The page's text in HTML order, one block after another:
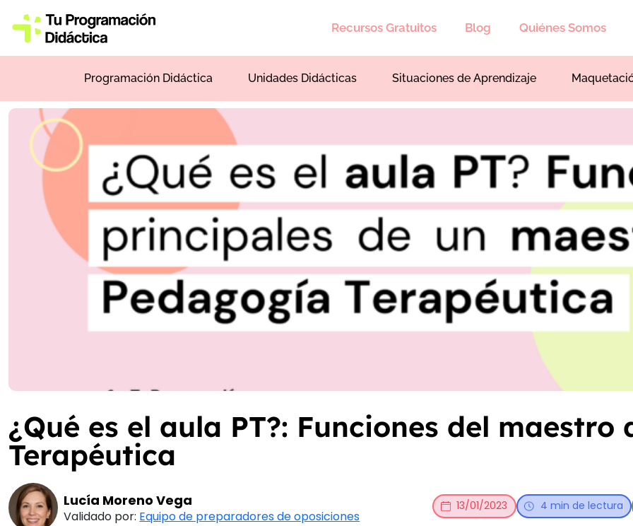
Recursos Gratuitos Blog Quiénes Somos
Programación Didáctica Unidades Didácticas Situaciones de Aprendizaje
¿Qué es el aula PT?: Funciones del maestro
Terapéutica
Lucía Moreno Vega
Validado por: Equipo de preparadores de oposiciones
13/01/2023 4 min de lectura